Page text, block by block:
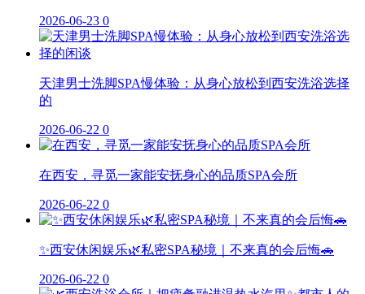
2026-06-23 0
天津男士洗脚SPA慢体验：从身心放松到西安洗浴选择
的
2026-06-22 0
在西安，寻觅一家能安抚身心的品质SPA会所
2026-06-22 0
✨西安休闲娱乐🌿私密SPA秘境｜不来真的会后悔🚗
2026-06-22 0